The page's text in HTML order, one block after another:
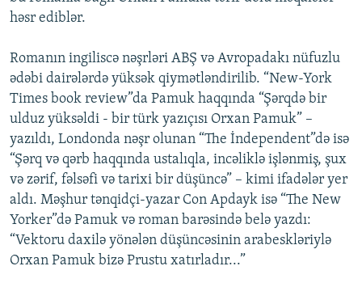
həsr ediblər.
Romanın ingiliscə nəşrləri ABŞ və Avropadakı nüfuzlu
ədəbi dairələrdə yüksək qiymətləndirilib. “New-York
Times book review”da Pamuk haqqında “Şərqdə bir
ulduz yüksəldi - bir türk yazıçısı Orxan Pamuk” –
yazıldı, Londonda nəşr olunan “The İndependent”də isə
“Şərq və qərb haqqında ustalıqla, incəliklə işlənmiş, şux
və zərif, fəlsəfi və tarixi bir düşüncə” – kimi ifadələr yer
aldı. Məşhur tənqidçi-yazar Con Apdayk isə “The New
Yorker”də Pamuk və roman barəsində belə yazdı:
“Vektoru daxilə yönələn düşüncəsinin arabeskləriylə
Orxan Pamuk bizə Prustu xatırladır...”